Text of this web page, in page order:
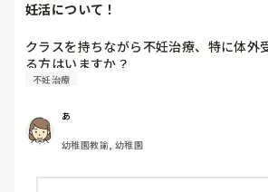
妊活について！
クラスを持ちながら不妊治療、特に体外
る方はいますか？
不妊治療
あ
幼稚園教諭, 幼稚園